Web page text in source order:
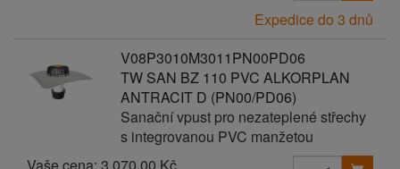
Expedice do 3 dnů
V08P3010M3011PN00PD06
TW SAN BZ 110 PVC ALKORPLAN
ANTRACIT D (PN00/PD06)
Sanační vpust pro nezateplené střechy
s integrovanou PVC manžetou